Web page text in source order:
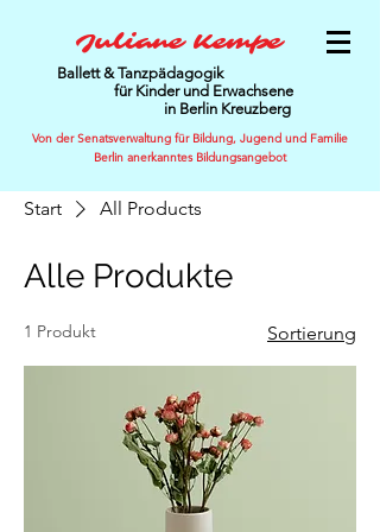
Juliane Kempe
Ballett & Tanzpädagogik
für Kinder und Erwachsene
in Berlin Kreuzberg
Von der Senatsverwaltung für Bildung, Jugend und Familie
Berlin anerkanntes Bildungsangebot
Start All Products
Alle Produkte
1 Produkt Sortierung